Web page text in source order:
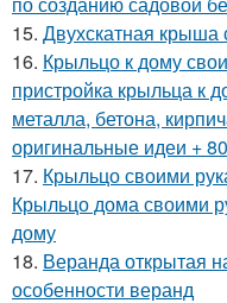
15. Двухскатная крыша
16. Крыльцо к дому
пристройка крыльца к
металла, бетона,
оригинальные идеи +
17. Крыльцо своими
Крыльцо дома своими
дому
18. Веранда открытая
особенности веранд